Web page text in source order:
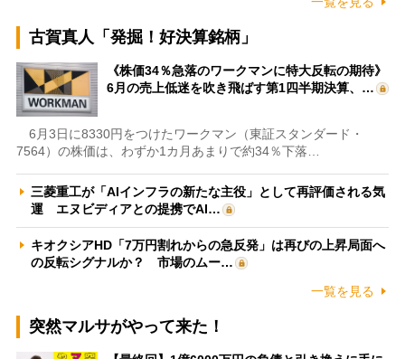
古賀真人「発掘！好決算銘柄」
《株価34％急落のワークマンに特大反転の期待》
6月の売上低迷を吹き飛ばす第1四半期決算、…
6月3日に8330円をつけたワークマン（東証スタンダード・
7564）の株価は、わずか1カ月あまりで約34％下落…
三菱重工が「AIインフラの新たな主役」として再評価される気
運 エヌビディアとの提携でAI…
キオクシアHD「7万円割れからの急反発」は再びの上昇局面へ
の反転シグナルか？ 市場のムー…
一覧を見る
突然マルサがやって来た！